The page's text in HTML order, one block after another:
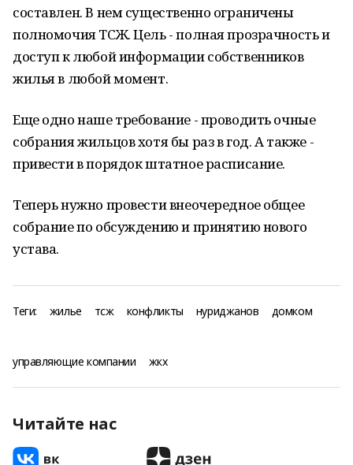
составлен. В нем существенно ограничены
полномочия ТСЖ. Цель - полная прозрачность и
доступ к любой информации собственников
жилья в любой момент.
Еще одно наше требование - проводить очные
собрания жильцов хотя бы раз в год. А также -
привести в порядок штатное расписание.
Теперь нужно провести внеочередное общее
собрание по обсуждению и принятию нового
устава.
Теги: жилье тсж конфликты нуриджанов домком
управляющие компании жкх
Читайте нас